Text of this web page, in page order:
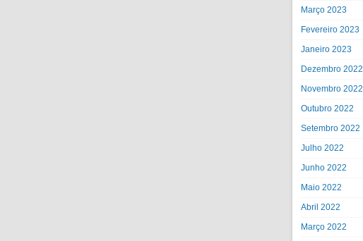
Março 2023
Fevereiro 2023
Janeiro 2023
Dezembro 2022
Novembro 2022
Outubro 2022
Setembro 2022
Julho 2022
Junho 2022
Maio 2022
Abril 2022
Março 2022